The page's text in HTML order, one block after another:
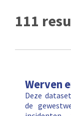
111
Werven
Deze
de